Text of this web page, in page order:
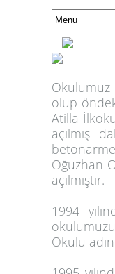
olup
Atilla
açılmış
Oğuzhan
açılmıştır.
1994
Okulu